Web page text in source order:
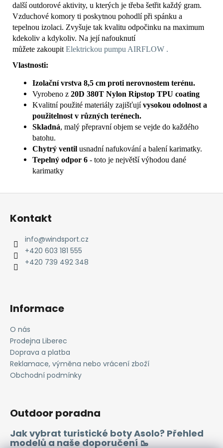
další outdorové aktivity, u kterých je třeba šetřit každý gram.
Vzduchové komory ti poskytnou pohodlí při spánku a
tepelnou izolaci. Zvyšuje tak kvalitu odpočinku na maximum
kdekoliv a kdykoliv. Na její nafouknutí
můžete zakoupit Elektrickou pumpu AIRFLOW .
Vlastnosti:
Izolační vrstva 8,5 cm proti nerovnostem terénu.
Vyrobeno z 20D 380T Nylon Ripstop TPU coating
Kvalitní použité materiály zajišťujívysokou odolnost a
použitelnost v různých terénech.
Skladná, malý přepravní objem se vejde do každého
batohu.
Chytrý ventil usnadní nafukování a balení karimatky.
Tepelný odpor 6 - toto je největší výhodou dané
karimatky
Z
Kontakt
info@windsport.cz
+420 603 181 555
+420 739 492 348
Informace
O nás
Prodejna Liberec
Doprava a platba
Reklamace, výměna nebo vrácení zboží
Obchodní podmínky
Outdoor poradna
Jak vybrat turistické boty Asolo? Přehled
modelů a naše doporučení 🥾